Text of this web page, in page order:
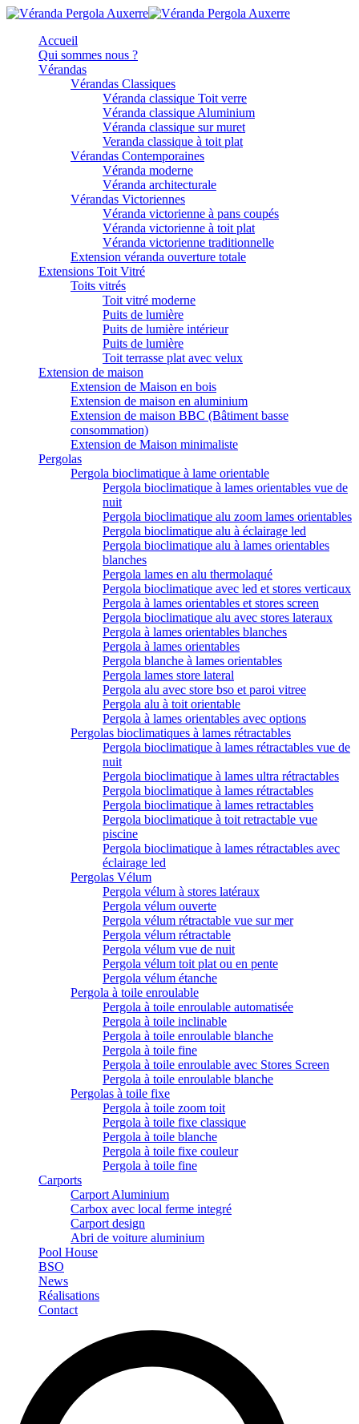
Accueil
Qui sommes nous ?
Vérandas
Vérandas Classiques
Véranda classique Toit verre
Véranda classique Aluminium
Véranda classique sur muret
Veranda classique à toit plat
Vérandas Contemporaines
Véranda moderne
Véranda architecturale
Vérandas Victoriennes
Véranda victorienne à pans coupés
Véranda victorienne à toit plat
Véranda victorienne traditionnelle
Extension véranda ouverture totale
Extensions Toit Vitré
Toits vitrés
Toit vitré moderne
Puits de lumière
Puits de lumière intérieur
Puits de lumière
Toit terrasse plat avec velux
Extension de maison
Extension de Maison en bois
Extension de maison en aluminium
Extension de maison BBC (Bâtiment basse
consommation)
Extension de Maison minimaliste
Pergolas
Pergola bioclimatique à lame orientable
Pergola bioclimatique à lames orientables vue de
nuit
Pergola bioclimatique alu zoom lames orientables
Pergola bioclimatique alu à éclairage led
Pergola bioclimatique alu à lames orientables
blanches
Pergola lames en alu thermolaqué
Pergola bioclimatique avec led et stores verticaux
Pergola à lames orientables et stores screen
Pergola bioclimatique alu avec stores lateraux
Pergola à lames orientables blanches
Pergola à lames orientables
Pergola blanche à lames orientables
Pergola lames store lateral
Pergola alu avec store bso et paroi vitree
Pergola alu à toit orientable
Pergola à lames orientables avec options
Pergolas bioclimatiques à lames rétractables
Pergola bioclimatique à lames rétractables vue de
nuit
Pergola bioclimatique à lames ultra rétractables
Pergola bioclimatique à lames rétractables
Pergola bioclimatique à lames retractables
Pergola bioclimatique à toit retractable vue
piscine
Pergola bioclimatique à lames rétractables avec
éclairage led
Pergolas Vélum
Pergola vélum à stores latéraux
Pergola vélum ouverte
Pergola vélum rétractable vue sur mer
Pergola vélum rétractable
Pergola vélum vue de nuit
Pergola vélum toit plat ou en pente
Pergola vélum étanche
Pergola à toile enroulable
Pergola à toile enroulable automatisée
Pergola à toile inclinable
Pergola à toile enroulable blanche
Pergola à toile fine
Pergola à toile enroulable avec Stores Screen
Pergola à toile enroulable blanche
Pergolas à toile fixe
Pergola à toile zoom toit
Pergola à toile fixe classique
Pergola à toile blanche
Pergola à toile fixe couleur
Pergola à toile fine
Carports
Carport Aluminium
Carbox avec local ferme integré
Carport design
Abri de voiture aluminium
Pool House
BSO
News
Réalisations
Contact